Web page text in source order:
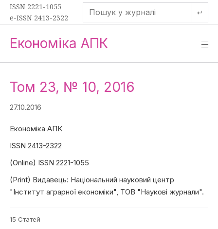
ISSN 2221-1055
e-ISSN 2413-2322
↵
Економіка АПК —
—
—
Том 23, № 10, 2016
27.10.2016
Економіка АПК
ISSN 2413-2322
(Online) ISSN 2221-1055
(Print) Видавець: Національний науковий центр
"Інститут аграрної економіки", ТОВ "Наукові журнали".
15 Статей